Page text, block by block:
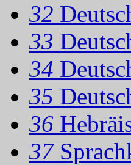
32
33
34
35
36
37